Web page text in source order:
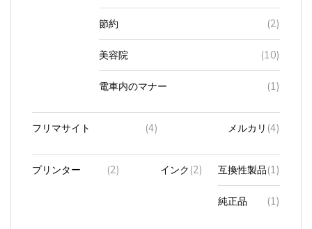
節約 (2)
美容院 (10)
電車内のマナー (1)
フリマサイト (4) メルカリ(4)
プリンター (2) インク(2) 互換性製品(1)
純正品 (1)